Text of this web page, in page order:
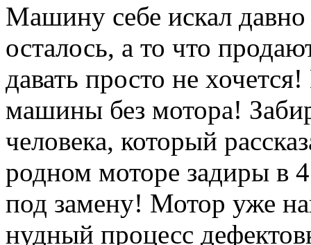
Машину себе искал
осталось, а то что
давать просто не
машины без мотора!
человека, который
родном моторе задиры в
под замену! Мотор уже
нудный процесс